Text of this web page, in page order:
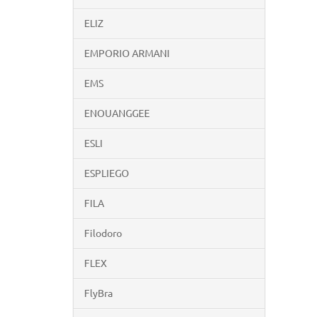
ELIZ
EMPORIO ARMANI
EMS
ENOUANGGEE
ESLI
ESPLIEGO
FILA
Filodoro
FLEX
FlyBra